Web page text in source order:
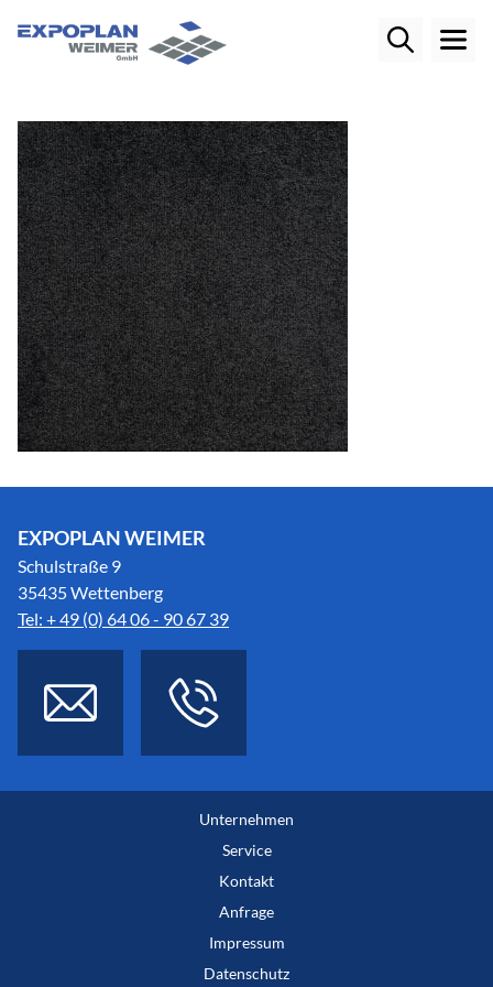
EXPOPLAN WEIMER
Schulstraße 9
35435 Wettenberg
Tel: + 49 (0) 64 06 - 90 67 39
Unternehmen
Service
Kontakt
Anfrage
Impressum
Datenschutz